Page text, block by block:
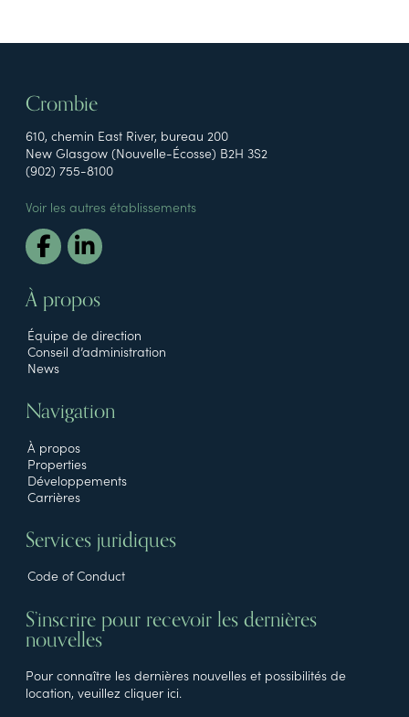
Crombie
610, chemin East River, bureau 200
New Glasgow (Nouvelle-Écosse) B2H 3S2
(902) 755-8100
Voir les autres établissements
À propos
Équipe de direction
Conseil d’administration
News
Navigation
À propos
Properties
Développements
Carrières
Services juridiques
Code of Conduct
S’inscrire pour recevoir les dernières
nouvelles
Pour connaître les dernières nouvelles et possibilités de
location, veuillez cliquer ici.